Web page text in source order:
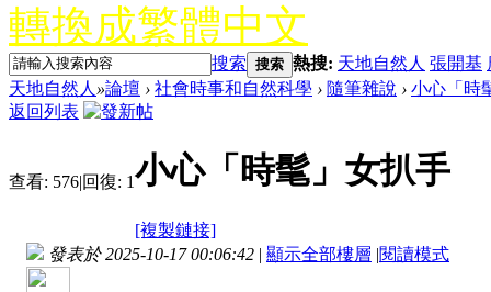
轉換成繁體中文
搜索 搜索 熱搜: 天地自然人 張開基
天地自然人 »論壇 › 社會時事和自然科學 › 隨筆雜說 › 小心「時
返回列表
查看: 576|回復: 1小心「時髦」女扒手
[複製鏈接]
發表於 2025-10-17 00:06:42 | 顯示全部樓層 |閱讀模式